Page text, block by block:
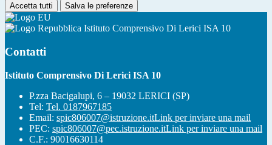
Accetta tutti Salva le preferenze
Istituto Comprensivo Di Lerici ISA 10
Contatti
Istituto Comprensivo Di Lerici ISA 10
P.zza Bacigalupi, 6 – 19032 LERICI (SP)
Tel: Tel. 0187967185
Email: spic806007@istruzione.itLink per inviare una mail
PEC: spic806007@pec.istruzione.itLink per inviare una mail
C.F.: 90016630114